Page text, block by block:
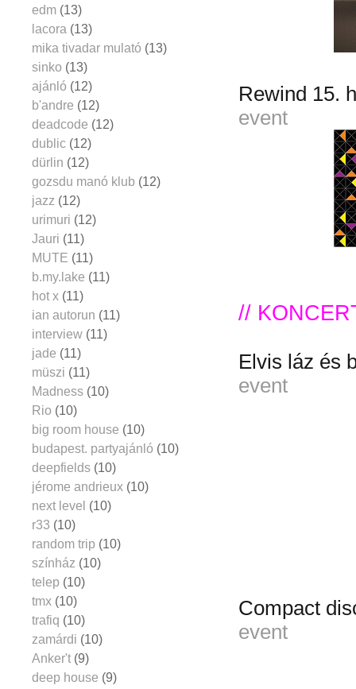
Rewind 15.
event
//
Elvis láz és
event
Compact
event
edm (13)
lacora (13)
mika tivadar mulató (13)
sinko (13)
ajánló (12)
b'andre (12)
deadcode (12)
dublic (12)
dürlin (12)
gozsdu manó klub (12)
jazz (12)
urimuri (12)
Jauri (11)
MUTE (11)
b.my.lake (11)
hot x (11)
ian autorun (11)
interview (11)
jade (11)
müszi (11)
Madness (10)
Rio (10)
big room house (10)
budapest. partyajánló (10)
deepfields (10)
jérome andrieux (10)
next level (10)
r33 (10)
random trip (10)
színház (10)
telep (10)
tmx (10)
trafiq (10)
zamárdi (10)
Anker't (9)
deep house (9)